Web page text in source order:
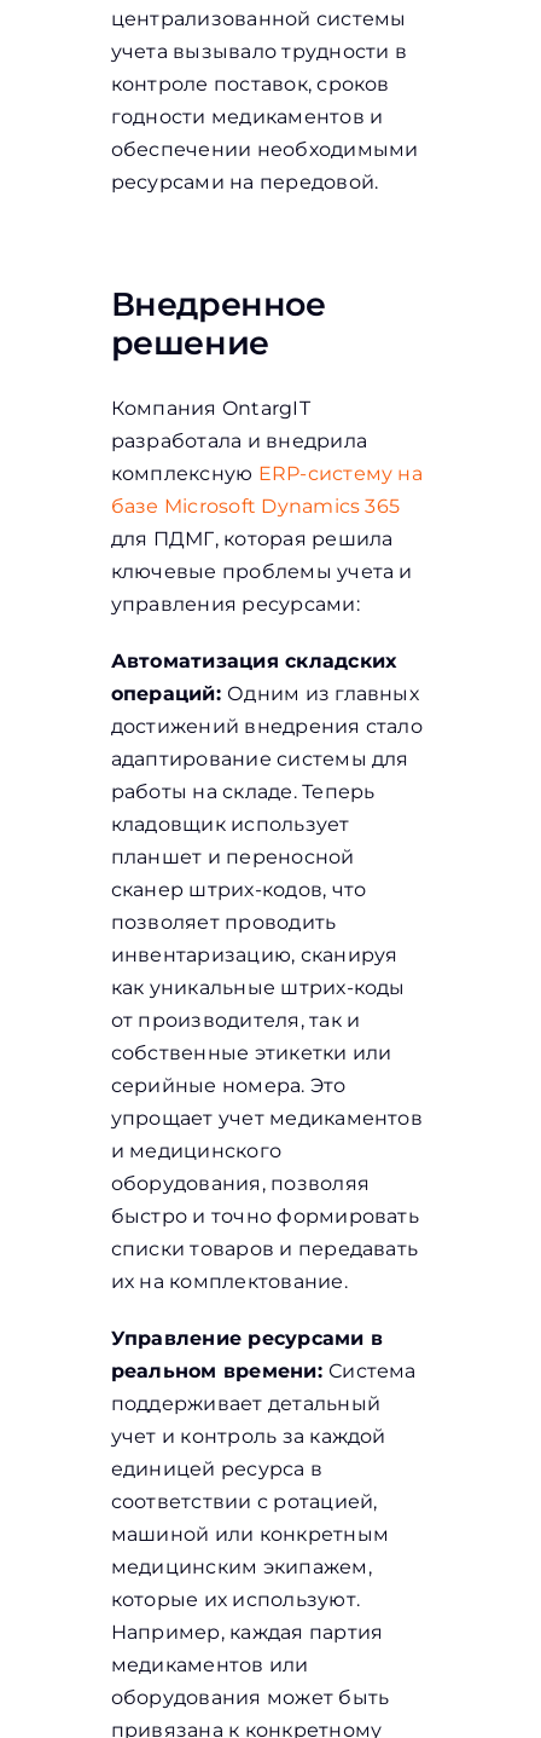
централизованной системы
учета вызывало трудности в
контроле поставок, сроков
годности медикаментов и
обеспечении необходимыми
ресурсами на передовой.
Внедренное
решение
Компания OntargIT
разработала и внедрила
комплексную ERP-систему на
базе Microsoft Dynamics 365
для ПДМГ, которая решила
ключевые проблемы учета и
управления ресурсами:
Автоматизация складских
операций: Одним из главных
достижений внедрения стало
адаптирование системы для
работы на складе. Теперь
кладовщик использует
планшет и переносной
сканер штрих-кодов, что
позволяет проводить
инвентаризацию, сканируя
как уникальные штрих-коды
от производителя, так и
собственные этикетки или
серийные номера. Это
упрощает учет медикаментов
и медицинского
оборудования, позволяя
быстро и точно формировать
списки товаров и передавать
их на комплектование.
Управление ресурсами в
реальном времени: Система
поддерживает детальный
учет и контроль за каждой
единицей ресурса в
соответствии с ротацией,
машиной или конкретным
медицинским экипажем,
которые их используют.
Например, каждая партия
медикаментов или
оборудования может быть
привязана к конкретному